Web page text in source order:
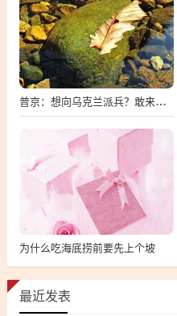
普京：想向乌克兰派兵？敢来就打，普京，敢派兵到乌克兰，将面临严厉反击
为什么吃海底捞前要先上个坡
最近发表